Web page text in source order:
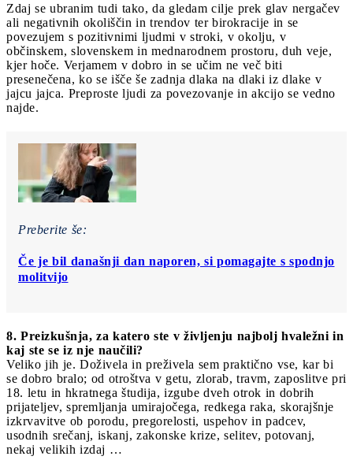
Zdaj se ubranim tudi tako, da gledam cilje prek glav nergačev
ali negativnih okoliščin in trendov ter birokracije in se
povezujem s pozitivnimi ljudmi v stroki, v okolju, v
občinskem, slovenskem in mednarodnem prostoru, duh veje,
kjer hoče. Verjamem v dobro in se učim ne več biti
presenečena, ko se išče še zadnja dlaka na dlaki iz dlake v
jajcu jajca. Preproste ljudi za povezovanje in akcijo se vedno
najde.
Preberite še:
Če je bil današnji dan naporen, si pomagajte s spodnjo
molitvijo
8. Preizkušnja, za katero ste v življenju najbolj hvaležni in
kaj ste se iz nje naučili?
Veliko jih je. Doživela in preživela sem praktično vse, kar bi
se dobro bralo; od otroštva v getu, zlorab, travm, zaposlitve pri
18. letu in hkratnega študija, izgube dveh otrok in dobrih
prijateljev, spremljanja umirajočega, redkega raka, skorajšnje
izkrvavitve ob porodu, pregorelosti, uspehov in padcev,
usodnih srečanj, iskanj, zakonske krize, selitev, potovanj,
nekaj velikih izdaj …